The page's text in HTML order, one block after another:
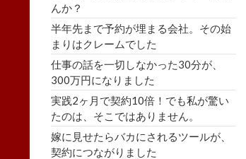
んか？
半年先まで予約が埋まる会社。その始
まりはクレームでした
仕事の話を一切しなかった30分が、
300万円になりました
実践2ヶ月で契約10倍！でも私が驚い
たのは、そこではありません。
嫁に見せたらバカにされるツールが、
契約につながりました